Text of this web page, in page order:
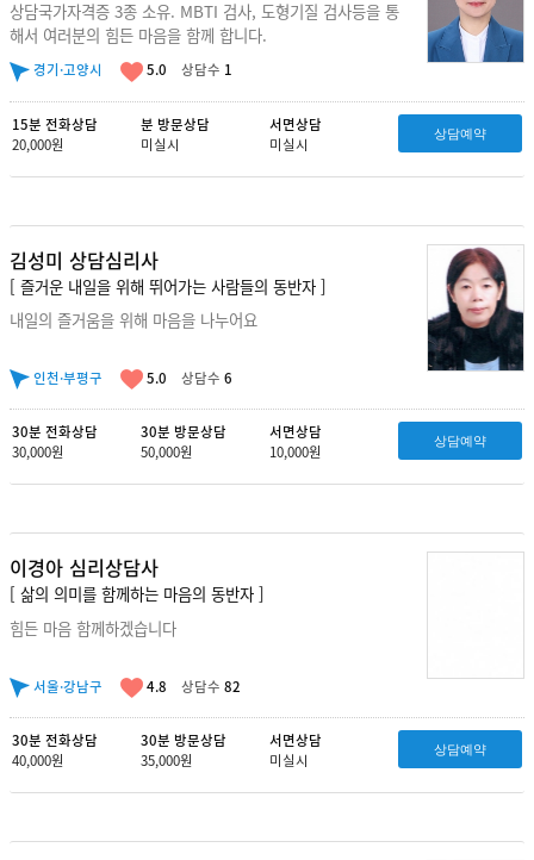
상담국가자격증 3종 소유. MBTI 검사, 도형기질 검사등을 통
해서 여러분의 힘든 마음을 함께 합니다.
경기·고양시 5.0 상담수 1
15분 전화상담
20,000원
분 방문상담
미실시
서면상담
미실시
상담예약
김성미 상담심리사
[ 즐거운 내일을 위해 뛰어가는 사람들의 동반자 ]
내일의 즐거움을 위해 마음을 나누어요
인천·부평구 5.0 상담수 6
30분 전화상담
30,000원
30분 방문상담
50,000원
서면상담
10,000원
상담예약
이경아 심리상담사
[ 삶의 의미를 함께하는 마음의 동반자 ]
힘든 마음 함께하겠습니다
서울·강남구 4.8 상담수 82
30분 전화상담
40,000원
30분 방문상담
35,000원
서면상담
미실시
상담예약